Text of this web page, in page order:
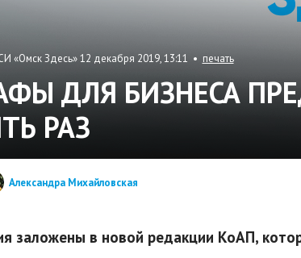
«Омск Здесь» 12 декабря 2019, 13:11 • печать
ДЛЯ БИЗНЕСА
РАЗ
Александра Михайловская
заложены в новой редакции КоАП,